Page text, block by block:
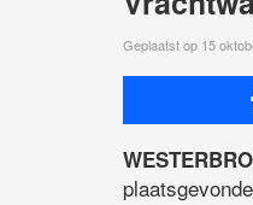
Geplaatst op 15